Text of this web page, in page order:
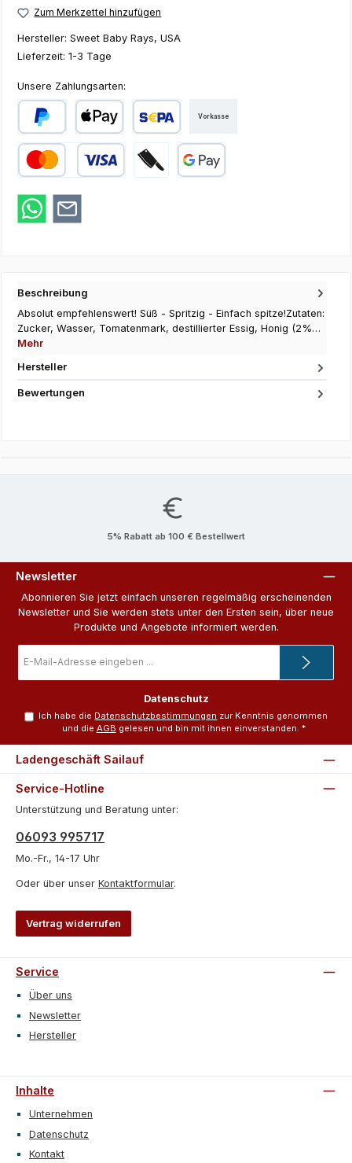
Zum Merkzettel hinzufügen
Hersteller: Sweet Baby Rays, USA
Lieferzeit: 1-3 Tage
Unsere Zahlungsarten:
PayPal Apple Pay SEPA Lastschrift
Vorkasse
Beschreibung
Absolut empfehlenswert! Süß - Spritzig - Einfach spitze!Zutaten:
Zucker, Wasser, Tomatenmark, destillierter Essig, Honig (2%…
Mehr
Hersteller
Bewertungen
5% Rabatt ab 100 € Bestellwert
Newsletter
Abonnieren Sie jetzt einfach unseren regelmäßig erscheinenden
Newsletter und Sie werden stets unter den Ersten sein, über neue
Produkte und Angebote informiert werden.
Mail-
Datenschutz
Ich habe die Datenschutzbestimmungen zur Kenntnis genommen
und die AGB gelesen und bin mit ihnen einverstanden. *
Service-Hotline
Unterstützung und Beratung unter:
06093 995717
Mo.-Fr., 14-17 Uhr
Oder über unser Kontaktformular.
Vertrag widerrufen
Ladengeschäft Sailauf
Service
Über uns
Newsletter
Hersteller
Inhalte
Unternehmen
Datenschutz
Kontakt